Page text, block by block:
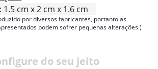
1.5 cm x 2 cm x 1.6 cm
por diversos fabricantes, portanto as
podem sofrer pequenas alterações.)
do seu jeito